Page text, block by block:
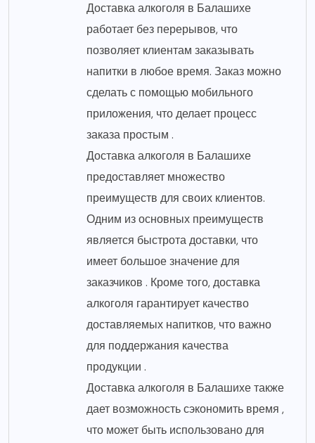
Доставка алкоголя в Балашихе
работает без перерывов, что
позволяет клиентам заказывать
напитки в любое время. Заказ можно
сделать с помощью мобильного
приложения, что делает процесс
заказа простым .
Доставка алкоголя в Балашихе
предоставляет множество
преимуществ для своих клиентов.
Одним из основных преимуществ
является быстрота доставки, что
имеет большое значение для
заказчиков . Кроме того, доставка
алкоголя гарантирует качество
доставляемых напитков, что важно
для поддержания качества
продукции .
Доставка алкоголя в Балашихе также
дает возможность сэкономить время ,
что может быть использовано для